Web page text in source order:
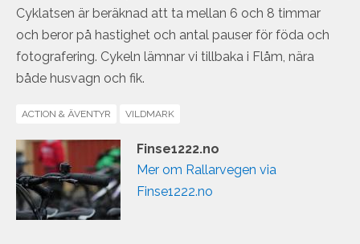
Cyklatsen är beräknad att ta mellan 6 och 8 timmar
och beror på hastighet och antal pauser för föda och
fotografering. Cykeln lämnar vi tillbaka i Flåm, nära
både husvagn och fik.
ACTION & ÄVENTYR VILDMARK
Finse1222.no
Mer om Rallarvegen via
Finse1222.no